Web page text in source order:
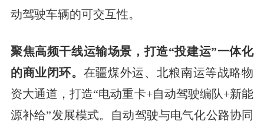
动驾驶车辆的可交互性。
聚焦高频干线运输场景，打造“投建运”一体化
的商业闭环。 在疆煤外运、北粮南运等战略物
资大通道，打造“电动重卡+自动驾驶编队+新能
源补给”发展模式。自动驾驶与电气化公路协同